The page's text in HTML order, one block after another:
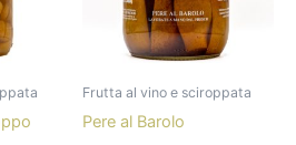
Frutta al vino e sciroppata
Pere al Barolo